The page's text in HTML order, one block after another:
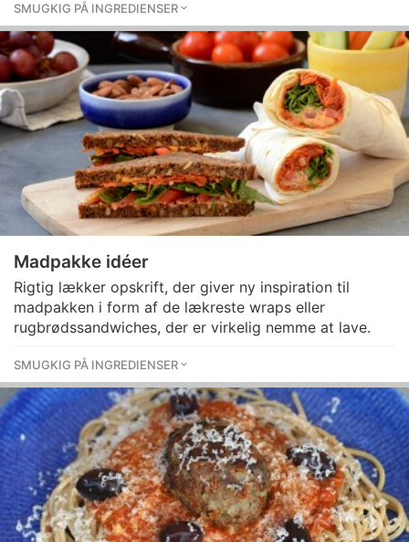
SMUGKIG PÅ INGREDIENSER
Madpakke idéer
Rigtig lækker opskrift, der giver ny inspiration til
madpakken i form af de lækreste wraps eller
rugbrødssandwiches, der er virkelig nemme at lave.
SMUGKIG PÅ INGREDIENSER